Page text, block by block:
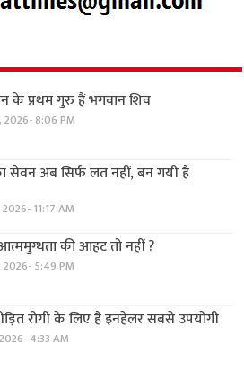
के प्रथम गुरु हैं भगवान शिव
2026- 8:06 PM
सेवन अब सिर्फ लत नहीं, बन गयी है
11:17 AM
की आहट तो नहीं ?
2026- 5:49 PM
रोगी के लिए है इनहेलर सबसे उपयोगी
4:33 AM